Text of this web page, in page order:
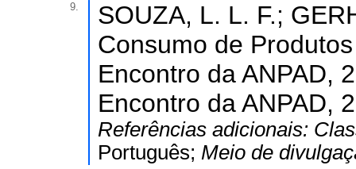
9.
SOUZA, L. L. F.;
Consumo de
Encontro da ANPAD,
Encontro da ANPAD,
Referências adicionais:
Português; Meio de